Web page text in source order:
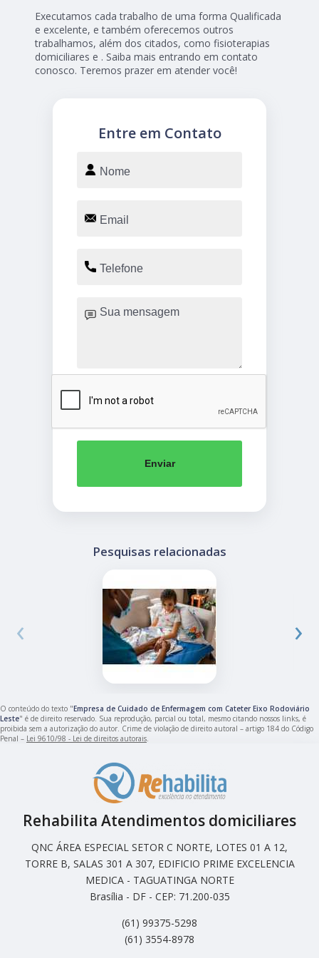
Executamos cada trabalho de uma forma Qualificada
e excelente, e também oferecemos outros
trabalhamos, além dos citados, como fisioterapias
domiciliares e . Saiba mais entrando em contato
conosco. Teremos prazer em atender você!
Entre em Contato
Enviar
Pesquisas relacionadas
‹ ›
O conteúdo do texto "Empresa de Cuidado de Enfermagem com Cateter Eixo Rodoviário
Leste" é de direito reservado. Sua reprodução, parcial ou total, mesmo citando nossos links, é
proibida sem a autorização do autor. Crime de violação de direito autoral – artigo 184 do Código
Penal – Lei 9610/98 - Lei de direitos autorais
Rehabilita Atendimentos domiciliares
QNC ÁREA ESPECIAL SETOR C NORTE, LOTES 01 A 12,
TORRE B, SALAS 301 A 307, EDIFICIO PRIME EXCELENCIA
MEDICA - TAGUATINGA NORTE
Brasília - DF - CEP: 71.200-035
(61) 99375-5298
(61) 3554-8978